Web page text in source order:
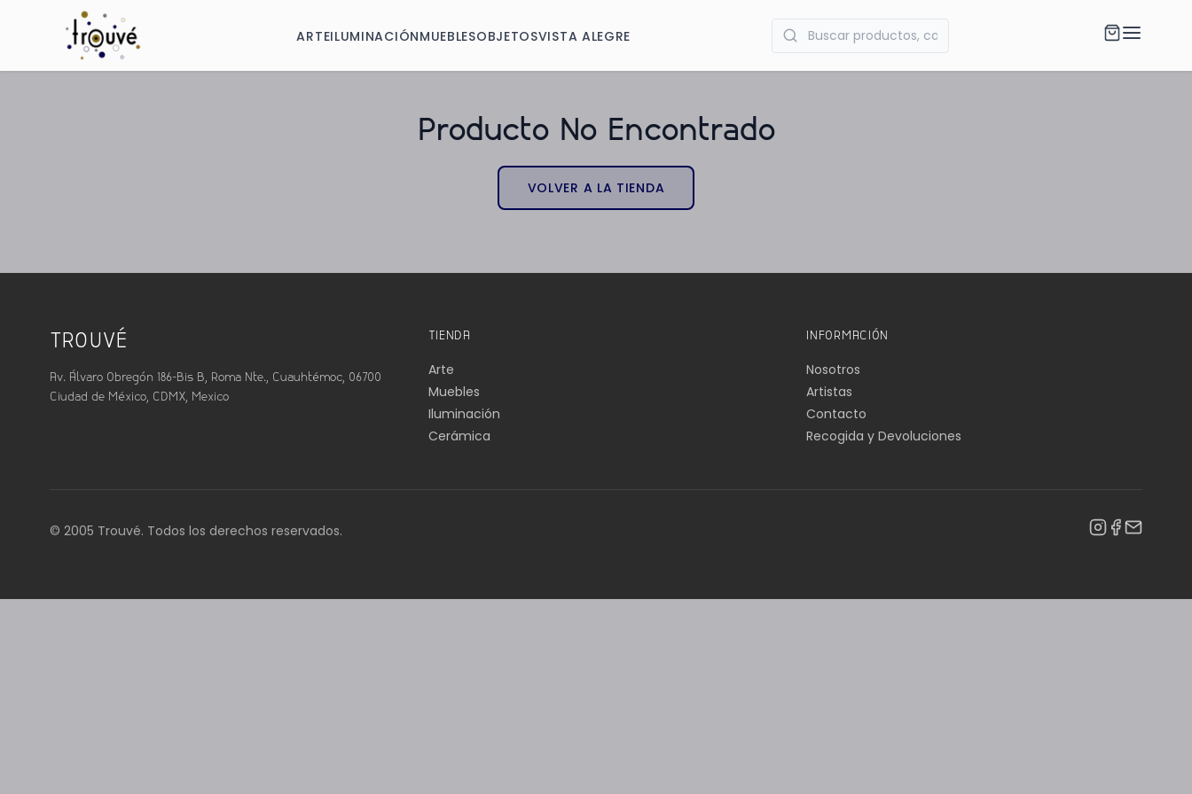
ARTEILUMINACIÓNMUEBLESOBJETOSVISTA ALEGRE
Producto No Encontrado
VOLVER A LA TIENDA
TROUVÉ
Av. Álvaro Obregón 186-Bis B, Roma Nte., Cuauhtémoc, 06700
Ciudad de México, CDMX, Mexico
TIENDA
Arte
Muebles
Iluminación
Cerámica
INFORMACIÓN
Nosotros
Artistas
Contacto
Recogida y Devoluciones
© 2005 Trouvé. Todos los derechos reservados.